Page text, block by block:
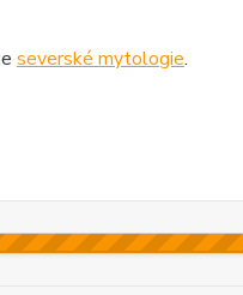
severské mytologie.